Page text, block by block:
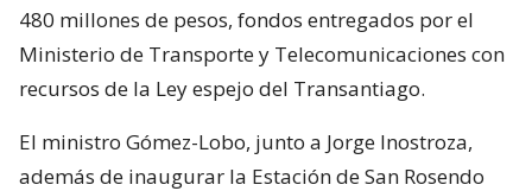
480 millones de pesos, fondos entregados por el
Ministerio de Transporte y Telecomunicaciones con
recursos de la Ley espejo del Transantiago.
El ministro Gómez-Lobo, junto a Jorge Inostroza,
además de inaugurar la Estación de San Rosendo